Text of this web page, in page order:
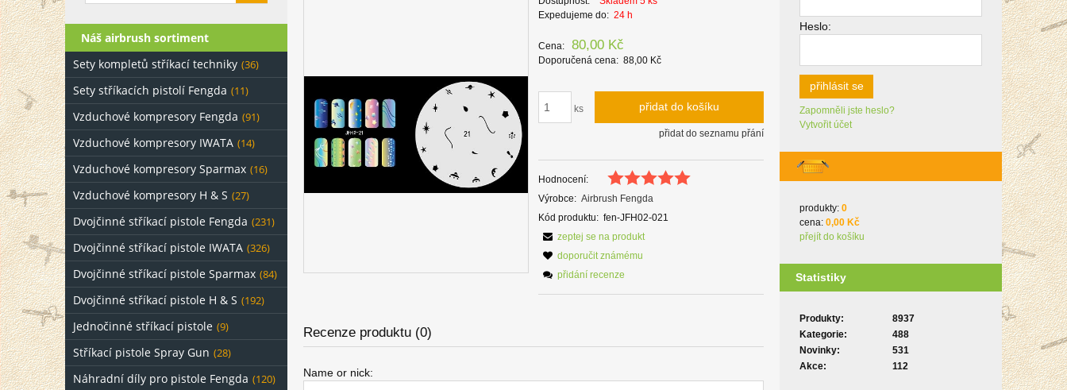
Náš airbrush sortiment
Sety kompletů stříkací techniky (36)
Sety stříkacích pistolí Fengda (11)
Vzduchové kompresory Fengda (91)
Vzduchové kompresory IWATA (14)
Vzduchové kompresory Sparmax (16)
Vzduchové kompresory H & S (27)
Dvojčinné stříkací pistole Fengda (231)
Dvojčinné stříkací pistole IWATA (326)
Dvojčinné stříkací pistole Sparmax (84)
Dvojčinné stříkací pistole H & S (192)
Jednočinné stříkací pistole (9)
Stříkací pistole Spray Gun (28)
Náhradní díly pro pistole Fengda (120)
Expedujeme do: 24 h
Cena: 80,00 Kč
Doporučená cena: 88,00 Kč
ks přidat do košíku
přidat do seznamu přání
Hodnocení:
Výrobce: Airbrush Fengda
Kód produktu: fen-JFH02-021
zeptej se na produkt
doporučit známému
přidání recenze
Recenze produktu (0)
Name or nick:
Heslo:
přihlásit se
Zapomněli jste heslo?
Vytvořit účet
produkty: 0
cena: 0,00 Kč
přejít do košíku
Statistiky
Produkty:
8937
Kategorie:
488
Novinky:
531
Akce:
112